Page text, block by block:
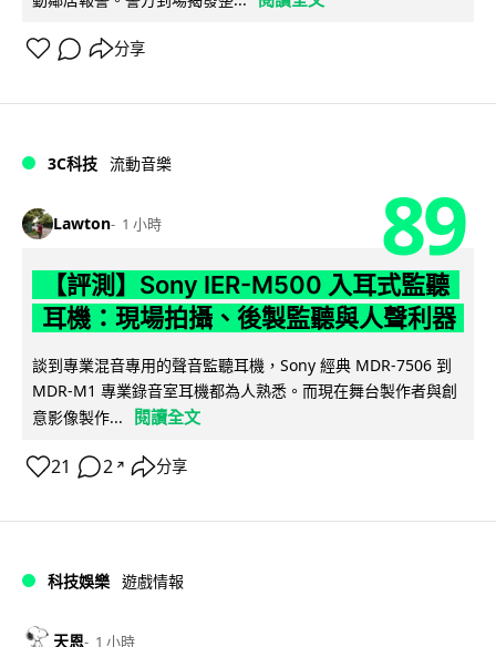
分享
3C科技 流動音樂
Lawton 1 小時 89
【評測】Sony IER-M500 入耳式監聽
耳機：現場拍攝、後製監聽與人聲利器
談到專業混音專用的聲音監聽耳機，Sony 經典 MDR-7506 到
MDR-M1 專業錄音室耳機都為人熟悉。而現在舞台製作者與創
意影像製作...
閱讀全文
21 2 ↗ 分享
科技娛樂 遊戲情報
天恩 1 小時